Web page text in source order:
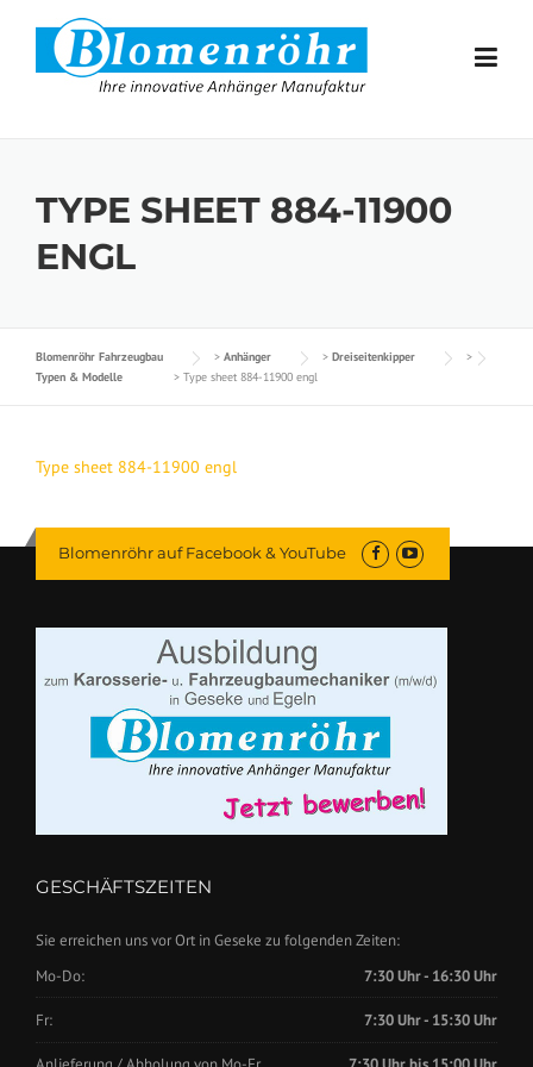
Skip to content
TYPE SHEET 884-11900
ENGL
Blomenröhr Fahrzeugbau > Anhänger > Dreiseitenkipper
>
Typen & Modelle
> Type sheet 884-11900 engl
Type sheet 884-11900 engl
Blomenröhr auf Facebook & YouTube
GESCHÄFTSZEITEN
Sie erreichen uns vor Ort in Geseke zu folgenden Zeiten:
Mo-Do:
7:30 Uhr - 16:30 Uhr
Fr: 7:30 Uhr - 15:30 Uhr